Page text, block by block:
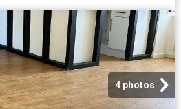
4 photos